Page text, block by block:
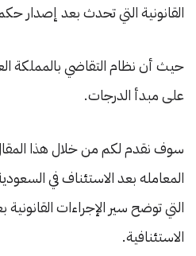
القانونية التي تحدث بعد إصدار
حيث أن نظام التقاضي بالمملكة
على مبدأ الدرجات.
سوف نقدم لكم من خلال هذا
المعامله بعد الاستئناف في
التي توضح سير الإجراءات
الاستئنافية.